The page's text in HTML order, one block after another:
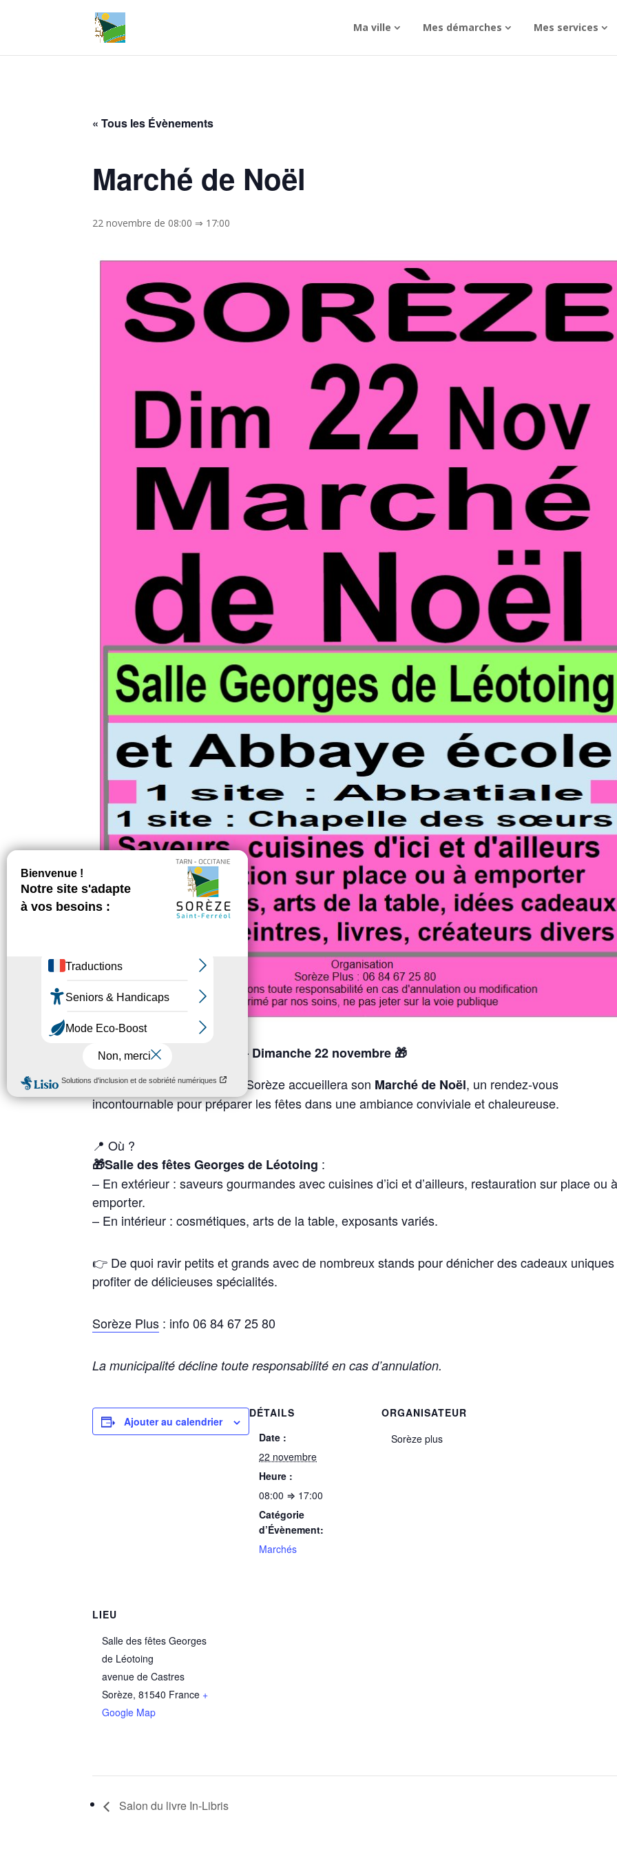
Ma ville Mes démarches Mes services
« Tous les Évènements
Marché de Noël
22 novembre de 08:00 ⇒ 17:00
Marché de Noël à Sorèze – Dimanche 22 novembre 🎁
Le dimanche 22 novembre, Sorèze accueillera son Marché de Noël, un rendez-vous
incontournable pour préparer les fêtes dans une ambiance conviviale et chaleureuse.
📍 Où ?
🎁Salle des fêtes Georges de Léotoing :
– En extérieur : saveurs gourmandes avec cuisines d’ici et d’ailleurs, restauration sur place ou
emporter.
– En intérieur : cosmétiques, arts de la table, exposants variés.
👉 De quoi ravir petits et grands avec de nombreux stands pour dénicher des cadeaux
profiter de délicieuses spécialités.
Sorèze Plus : info 06 84 67 25 80
La municipalité décline toute responsabilité en cas d’annulation.
Ajouter au calendrier
DÉTAILS
Date :
22 novembre
Heure :
08:00 ⇒ 17:00
Catégorie
d’Évènement:
Marchés
ORGANISATEUR
Sorèze plus
LIEU
Salle des fêtes Georges
de Léotoing
avenue de Castres
Sorèze, 81540 France +
Google Map
Salon du livre In-Libris